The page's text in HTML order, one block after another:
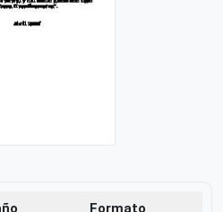
Formato